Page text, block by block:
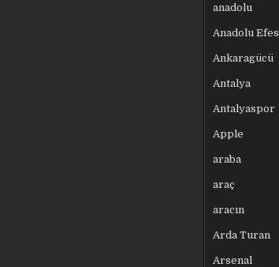
anadolu
Anadolu Efes
Ankaragücü
Antalya
Antalyaspor
Apple
araba
araç
aracın
Arda Turan
Arsenal